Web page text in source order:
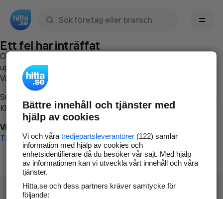
Ett fel har inträffat
Om du vill kan du
uppstod så att vi lättare och snabbare kan avhjälpa det.
Vänligen försök med följande:
Surfa till
Klicka påTillbaka-knappen i webbläsaren och försök igen
Vi beklagar besväret!
Till startsidan
Bättre innehåll och tjänster med
hjälp av cookies
Vi och våra tredjepartsleverantörer(122) samlar
information med hjälp av cookies och
enhetsidentifierare då du besöker vår sajt. Med hjälp
av informationen kan vi utveckla vårt innehåll och våra
tjänster.
Hitta.se och dess partners kräver samtycke för
följande: